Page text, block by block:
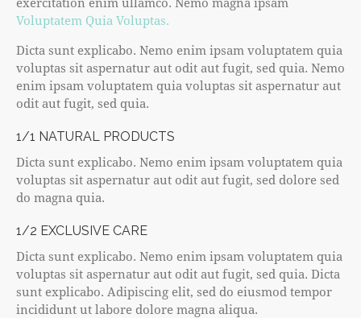
Voluptatem Quia Voluptas.
Dicta sunt explicabo. Nemo enim ipsam voluptatem quia
voluptas sit aspernatur aut odit aut fugit, sed quia. Nemo
enim ipsam voluptatem quia voluptas sit aspernatur aut
odit aut fugit, sed quia.
1/1 NATURAL PRODUCTS
Dicta sunt explicabo. Nemo enim ipsam voluptatem quia
voluptas sit aspernatur aut odit aut fugit, sed dolore sed
do magna quia.
1/2 EXCLUSIVE CARE
Dicta sunt explicabo. Nemo enim ipsam voluptatem quia
voluptas sit aspernatur aut odit aut fugit, sed quia. Dicta
sunt explicabo. Adipiscing elit, sed do eiusmod tempor
incididunt ut labore dolore magna aliqua.